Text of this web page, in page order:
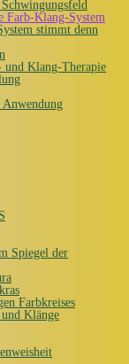
Farb-Klang-System
stimmt denn
Klang-Therapie
Spiegel der
Farbkreises
Klänge